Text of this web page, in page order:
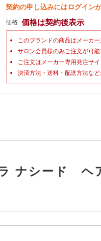
契約の申し込みにはログインが
価格 価格は契約後表示
このブランドの商品はメーカ
サロン会員様のみご注文が可能
ご注文はメーカー専用発注サイ
決済方法・送料・配送方法など
ナシード ヘ